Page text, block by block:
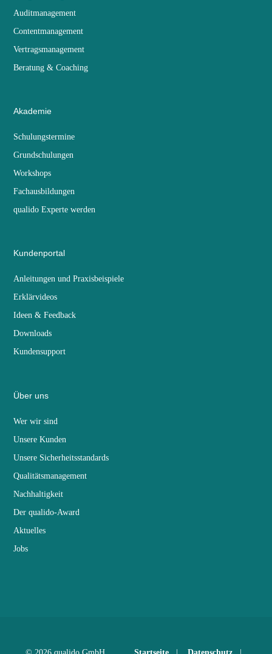
Auditmanagement
Contentmanagement
Vertragsmanagement
Beratung & Coaching
Akademie
Schulungstermine
Grundschulungen
Workshops
Fachausbildungen
qualido Experte werden
Kundenportal
Anleitungen und Praxisbeispiele
Erklärvideos
Ideen & Feedback
Downloads
Kundensupport
Über uns
Wer wir sind
Unsere Kunden
Unsere Sicherheitsstandards
Qualitätsmanagement
Nachhaltigkeit
Der qualido-Award
Aktuelles
Jobs